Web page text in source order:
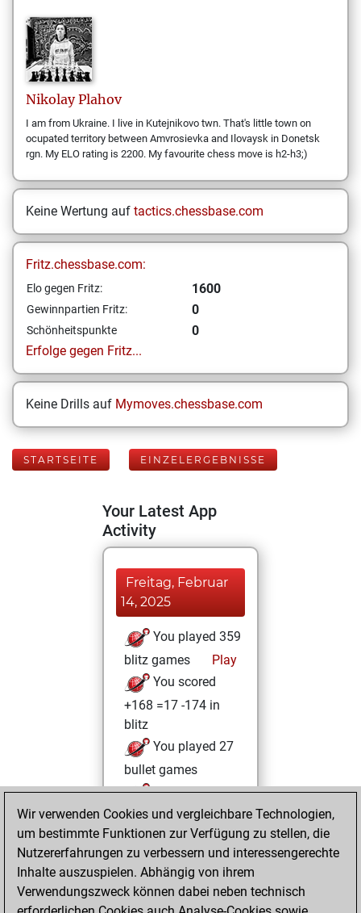
Nikolay Plahov
I am from Ukraine. I live in Kutejnikovo twn. That's little town on
ocupated territory between Amvrosievka and Ilovaysk in Donetsk
rgn. My ELO rating is 2200. My favourite chess move is h2-h3;)
Keine Wertung auf tactics.chessbase.com
Fritz.chessbase.com:
Elo gegen Fritz: 1600
Gewinnpartien Fritz: 0
Schönheitspunkte
0
Erfolge gegen Fritz...
Keine Drills auf Mymoves.chessbase.com
STARTSEITE EINZELERGEBNISSE
Your Latest App
Activity
Freitag, Februar
14, 2025
You played 359
blitz games
Play
You scored
+168 =17 -174 in
blitz
You played 27
bullet games
You scored +14
=0 -13 in bullet
You played 14
slow games
You scored +5
=0 -9 in slow games
Wir verwenden Cookies und vergleichbare Technologien,
um bestimmte Funktionen zur Verfügung zu stellen, die
Nutzererfahrungen zu verbessern und interessengerechte
Inhalte auszuspielen. Abhängig von ihrem
Verwendungszweck können dabei neben technisch